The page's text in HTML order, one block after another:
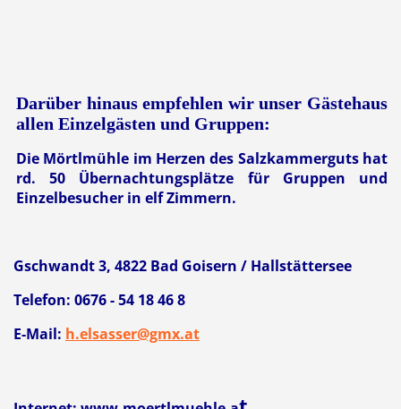
Darüber hinaus empfehlen wir unser Gästehaus
allen Einzelgästen und Gruppen:
Die Mörtlmühle im Herzen des Salzkammerguts hat
rd. 50 Übernachtungsplätze für Gruppen und
Einzelbesucher in elf Zimmern.
Gschwandt 3, 4822 Bad Goisern / Hallstättersee
Telefon: 0676 - 54 18 46 8
E-Mail: h.elsasser@gmx.at